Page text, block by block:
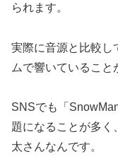
られます。
実際に音源と比較し
ムで響いていること
SNSでも「
題になることが多く
太さんなんです。